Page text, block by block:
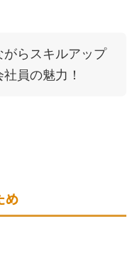
らスキルアップ
員の魅力！
め